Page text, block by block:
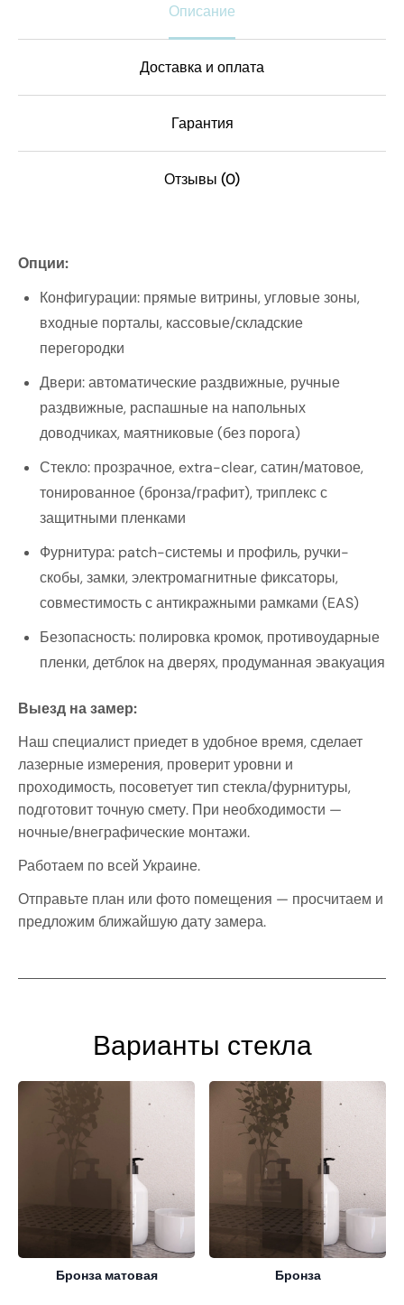
Описание
Доставка и оплата
Гарантия
Отзывы (0)
Опции:
Конфигурации: прямые витрины, угловые зоны,
входные порталы, кассовые/складские
перегородки
Двери: автоматические раздвижные, ручные
раздвижные, распашные на напольных
доводчиках, маятниковые (без порога)
Стекло: прозрачное, extra-clear, сатин/матовое,
тонированное (бронза/графит), триплекс с
защитными пленками
Фурнитура: patch-системы и профиль, ручки-
скобы, замки, электромагнитные фиксаторы,
совместимость с антикражными рамками (EAS)
Безопасность: полировка кромок, противоударные
пленки, детблок на дверях, продуманная эвакуация
Выезд на замер:
Наш специалист приедет в удобное время, сделает
лазерные измерения, проверит уровни и
проходимость, посоветует тип стекла/фурнитуры,
подготовит точную смету. При необходимости —
ночные/внеграфические монтажи.
Работаем по всей Украине.
Отправьте план или фото помещения — просчитаем и
предложим ближайшую дату замера.
Варианты стекла
Бронза матовая Бронза